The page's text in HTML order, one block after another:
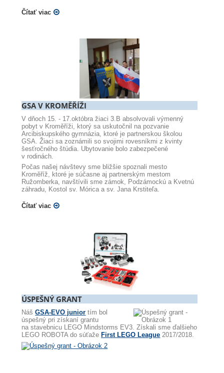
Čítať viac
GSA V KROMĚŘÍŽI
V dňoch 15. - 17.októbra žiaci 3.B absolvovali výmenný
pobyt v Kroměříži, ktorý sa uskutočnil na pozvanie
Arcibiskupského gymnázia, ktoré je partnerskou školou
GSA. Žiaci sa zoznámili so svojimi rovesníkmi z kvinty
šesťročného štúdia. Ubytovanie bolo zabezpečené
v rodinách.
Počas našej návštevy sme bližšie spoznali mesto
Kroměříž, ktoré je súčasne aj partnerským mestom
Ružomberka, navštívili sme zámok, Podzámockú a Kvetnú
záhradu, Kostol sv. Mórica a sv. Jana Krstiteľa.
Čítať viac
ÚSPEŠNÝ GRANT
NášGSA-EVO junior tím bol
úspešný pri získaní grantu
na stavebnicu LEGO Mindstorms EV3. Získali sme ďalšieho
LEGO ROBOTA do súťaže First LEGO League 2017/2018.